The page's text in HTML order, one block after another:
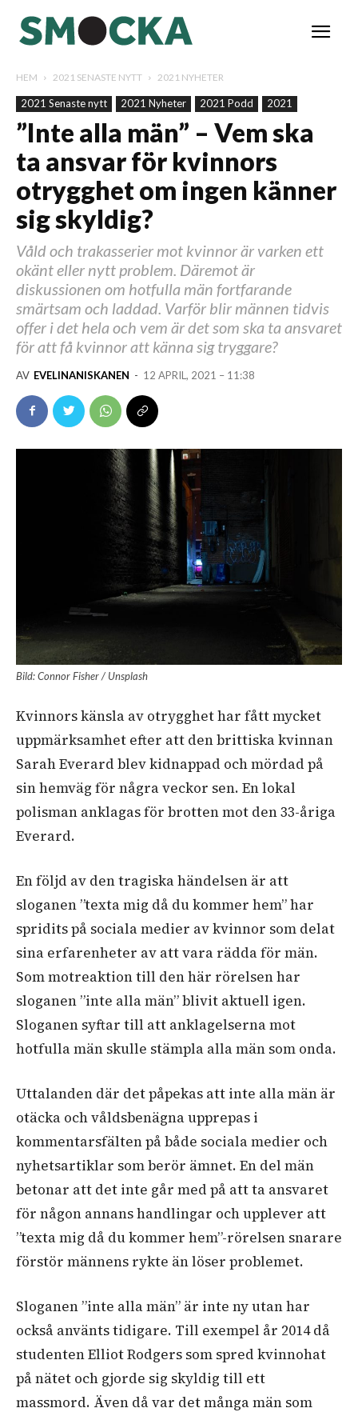
HEM 2021 SENASTE NYTT 2021 NYHETER
2021 Senaste nytt 2021 Nyheter 2021 Podd 2021
”Inte alla män” – Vem ska
ta ansvar för kvinnors
otrygghet om ingen känner
sig skyldig?
Våld och trakasserier mot kvinnor är varken ett
okänt eller nytt problem. Däremot är
diskussionen om hotfulla män fortfarande
smärtsam och laddad. Varför blir männen tidvis
offer i det hela och vem är det som ska ta ansvaret
för att få kvinnor att känna sig tryggare?
AV EVELINANISKANEN - 12 APRIL, 2021 – 11:38
Bild: Connor Fisher / Unsplash
Kvinnors känsla av otrygghet har fått mycket
uppmärksamhet efter att den brittiska kvinnan
Sarah Everard blev kidnappad och mördad på
sin hemväg för några veckor sen. En lokal
polisman anklagas för brotten mot den 33-åriga
Everard.
En följd av den tragiska händelsen är att
sloganen ”texta mig då du kommer hem” har
spridits på sociala medier av kvinnor som delat
sina erfarenheter av att vara rädda för män.
Som motreaktion till den här rörelsen har
sloganen ”inte alla män” blivit aktuell igen.
Sloganen syftar till att anklagelserna mot
hotfulla män skulle stämpla alla män som onda.
Uttalanden där det påpekas att inte alla män är
otäcka och våldsbenägna upprepas i
kommentarsfälten på både sociala medier och
nyhetsartiklar som berör ämnet. En del män
betonar att det inte går med på att ta ansvaret
för någon annans handlingar och upplever att
”texta mig då du kommer hem”-rörelsen snarare
förstör männens rykte än löser problemet.
Sloganen ”inte alla män” är inte ny utan har
också använts tidigare. Till exempel år 2014 då
studenten Elliot Rodgers som spred kvinnohat
på nätet och gjorde sig skyldig till ett
massmord. Även då var det många män som